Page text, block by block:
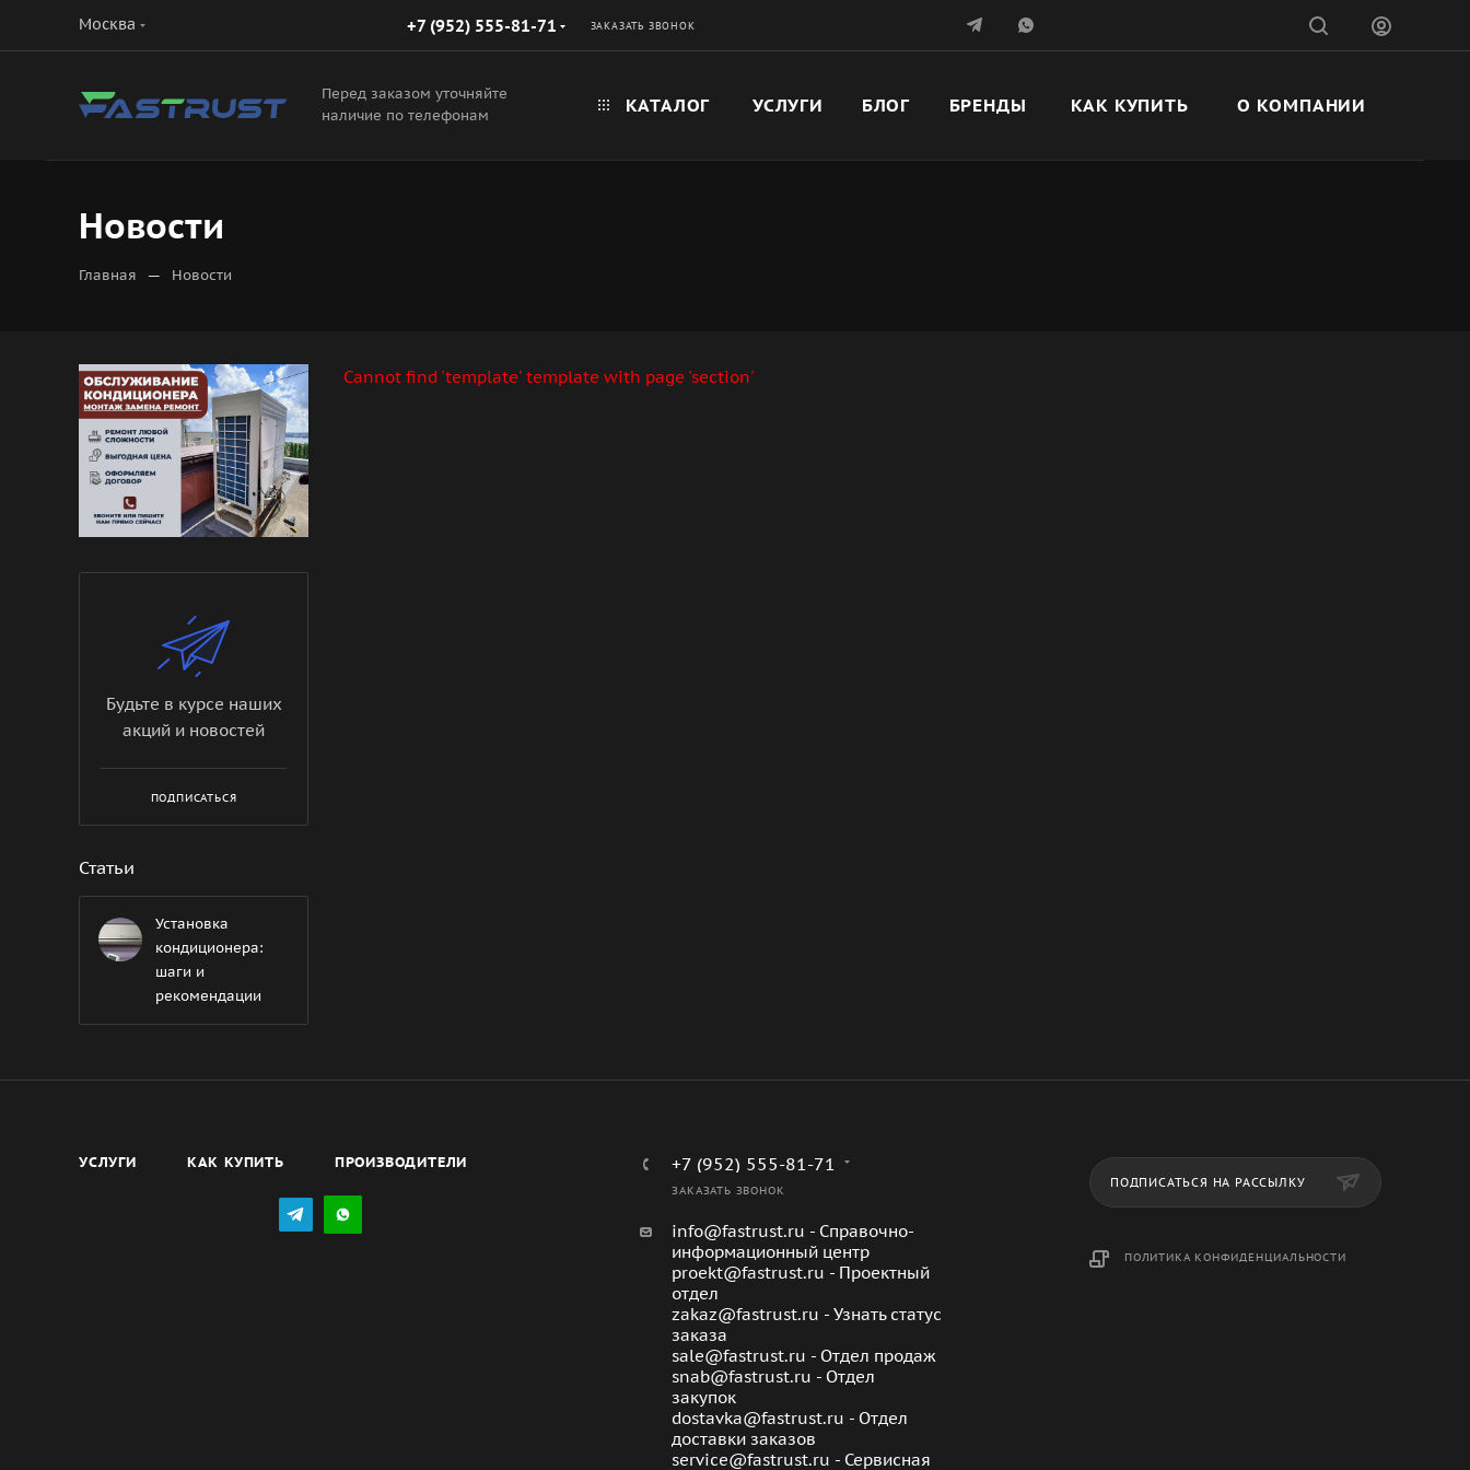
Москва +7 (952) 555-81-71 ЗАКАЗАТЬ ЗВОНОК
Перед заказом уточняйте
наличие по телефонам
КАТАЛОГ УСЛУГИ БЛОГ БРЕНДЫ КАК КУПИТЬ О КОМПАНИИ
Новости
Главная — Новости
Cannot find 'template' template with page 'section'
Будьте в курсе наших
акций и новостей
ПОДПИСАТЬСЯ
Статьи
Установка
кондиционера:
шаги и
рекомендации
УСЛУГИ КАК КУПИТЬ ПРОИЗВОДИТЕЛИ +7 (952) 555-81-71
ЗАКАЗАТЬ ЗВОНОК
info@fastrust.ru - Справочно-
информационный центр
proekt@fastrust.ru - Проектный
отдел
zakaz@fastrust.ru - Узнать статус
заказа
sale@fastrust.ru - Отдел продаж
snab@fastrust.ru - Отдел
закупок
dostavka@fastrust.ru - Отдел
доставки заказов
service@fastrust.ru - Сервисная
ПОДПИСАТЬСЯ НА РАССЫЛКУ
ПОЛИТИКА КОНФИДЕНЦИАЛЬНОСТИ